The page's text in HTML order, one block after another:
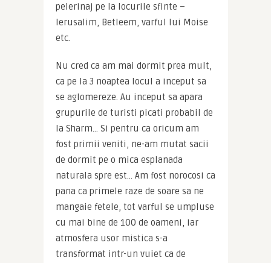
pelerinaj pe la locurile sfinte –
Ierusalim, Betleem, varful lui Moise
etc.
Nu cred ca am mai dormit prea mult,
ca pe la 3 noaptea locul a inceput sa
se aglomereze. Au inceput sa apara
grupurile de turisti picati probabil de
la Sharm… Si pentru ca oricum am
fost primii veniti, ne-am mutat sacii
de dormit pe o mica esplanada
naturala spre est… Am fost norocosi ca
pana ca primele raze de soare sa ne
mangaie fetele, tot varful se umpluse
cu mai bine de 100 de oameni, iar
atmosfera usor mistica s-a
transformat intr-un vuiet ca de